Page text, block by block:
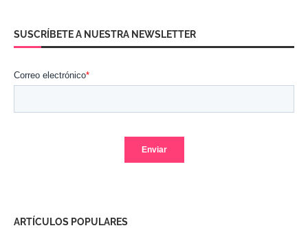
SUSCRÍBETE A NUESTRA NEWSLETTER
ARTÍCULOS POPULARES